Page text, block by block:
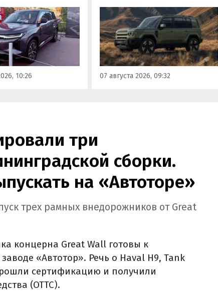
модель
гибридный
UMO 8 с полным
Его уже можно
двух версиях: Max за
и Ultra за 6 415
учета
10:26
Модель, оснащенная силовой
установкой последовательного
типа, уже доступна для
покупки в официальных
дилерских центрах Esteo и
через цифровые сервисы
бренда, сообщили
07 августа 2026, 09:32
три
сборки.
на «Автоторе»
трех рамных внедорожников от Great
концерна Great Wall готовы к
«Автотор». Речь о Haval H9, Tank
сертификацию и получили
(ОТТС).